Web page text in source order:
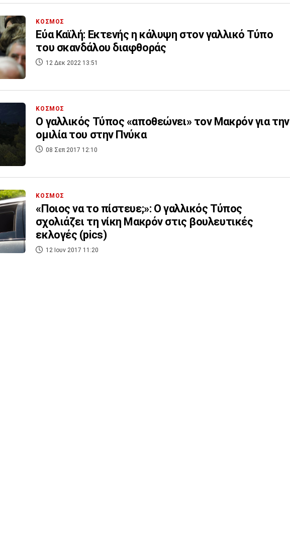
ΚΟΣΜΟΣ
Εύα Καϊλή: Εκτενής η κάλυψη στον γαλλικό Τύπο
του σκανδάλου διαφθοράς
12 Δεκ 2022 13:51
ΚΟΣΜΟΣ
Ο γαλλικός Τύπος «αποθεώνει» τον Μακρόν για την
ομιλία του στην Πνύκα
08 Σεπ 2017 12:10
ΚΟΣΜΟΣ
«Ποιος να το πίστευε;»: Ο γαλλικός Τύπος
σχολιάζει τη νίκη Μακρόν στις βουλευτικές
εκλογές (pics)
12 Ιουν 2017 11:20